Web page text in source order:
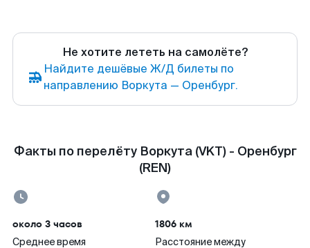
Не хотите лететь на самолёте?
Найдите дешёвые Ж/Д билеты по
направлению Воркута — Оренбург.
Факты по перелёту Воркута (VKT) - Оренбург
(REN)
около 3 часов
Среднее время
1806 км
Расстояние между